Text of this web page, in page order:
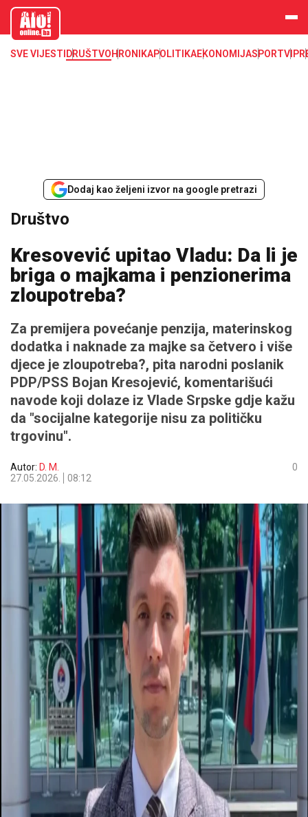
aloonline.b
SVE VIJESTI DRUŠTVOHRONIKAPOLITIKAEKONOMIJASPORTVIP
Dodaj kao željeni izvor na google pretrazi
Društvo
Kresovević upitao Vladu: Da li je
briga o majkama i penzionerima
zloupotreba?
Za premijera povećanje penzija, materinskog
dodatka i naknade za majke sa četvero i više
djece je zloupotreba?, pita narodni poslanik
PDP/PSS Bojan Kresojević, komentarišući
navode koji dolaze iz Vlade Srpske gdje kažu
da "socijalne kategorije nisu za političku
trgovinu".
Autor: D. M.
27.05.2026.
08:12
0